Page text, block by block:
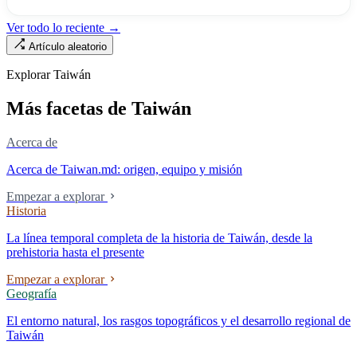
Ley de Médicos, es la ley raíz sobre cómo existe la institución del
«hospital» en Taiwán, y la tensión sin resolver durante cuarenta años
mercado.
Ver todo lo reciente →
Artículo aleatorio
Explorar Taiwán
Más facetas de Taiwán
Acerca de
Acerca de Taiwan.md: origen, equipo y misión
Empezar a explorar
Historia
La línea temporal completa de la historia de Taiwán, desde la
prehistoria hasta el presente
Empezar a explorar
Geografía
El entorno natural, los rasgos topográficos y el desarrollo regional de
Taiwán